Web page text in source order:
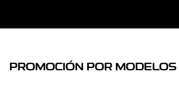
PROMOCIÓN POR MODELOS